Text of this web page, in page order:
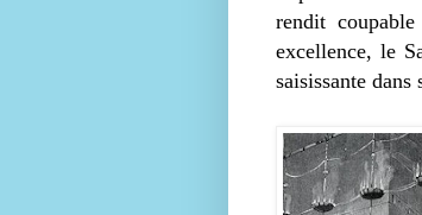
rendit
excellence, le
saisissante dans